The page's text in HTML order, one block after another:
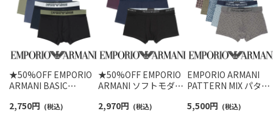
★50%OFF EMPORIO
ARMANI BASIC
ク マイクロファイバー
2,750円 (税込)
★50%OFF EMPORIO
ARMANI ソフトモダー
じ EUサイズ メンズ
2,970円 (税込)
EMPORIO ARMANI
PATTERN MIX パター
ンツ 【S/M/L】 前閉じ
5,500円 (税込)